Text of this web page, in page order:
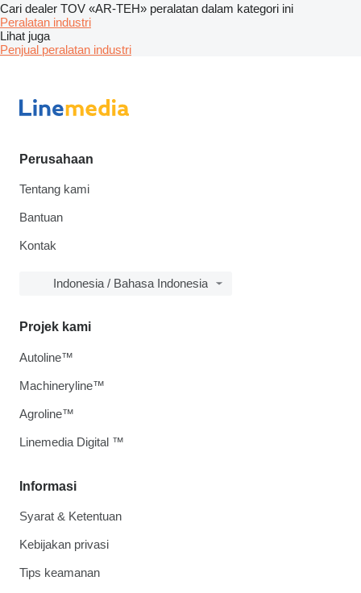
Cari dealer TOV «AR-TEH» peralatan dalam kategori ini
Peralatan industri
Lihat juga
Penjual peralatan industri
Perusahaan
Tentang kami
Bantuan
Kontak
Indonesia / Bahasa Indonesia
Informasi
Syarat & Ketentuan
Kebijakan privasi
Tips keamanan
Projek kami
Autoline™
Machineryline™
Agroline™
Linemedia Digital ™